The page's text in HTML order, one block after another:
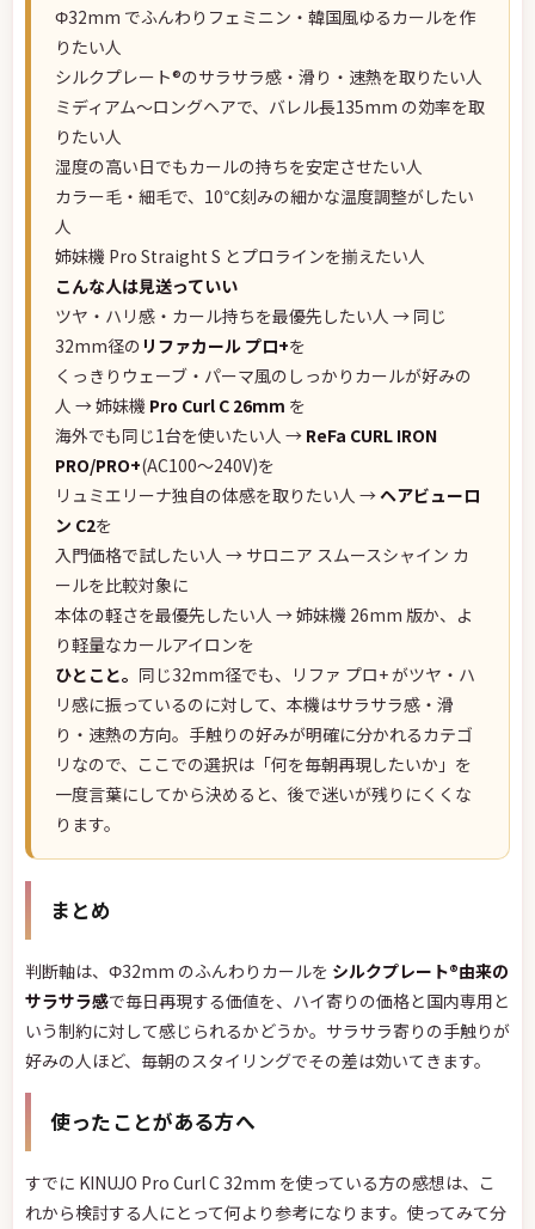
Φ32mm でふんわりフェミニン・韓国風ゆるカールを作
りたい人
シルクプレート®のサラサラ感・滑り・速熱を取りたい人
ミディアム〜ロングヘアで、バレル長135mm の効率を取
りたい人
湿度の高い日でもカールの持ちを安定させたい人
カラー毛・細毛で、10℃刻みの細かな温度調整がしたい
人
姉妹機 Pro Straight S とプロラインを揃えたい人
こんな人は見送っていい
ツヤ・ハリ感・カール持ちを最優先したい人 → 同じ
32mm径の リファカール プロ+を
くっきりウェーブ・パーマ風のしっかりカールが好みの
人 → 姉妹機 Pro Curl C 26mm を
海外でも同じ1台を使いたい人 → ReFa CURL IRON
PRO/PRO+(AC100〜240V)を
リュミエリーナ独自の体感を取りたい人 →ヘアビューロ
ン C2を
入門価格で試したい人 → サロニア スムースシャイン カ
ールを比較対象に
本体の軽さを最優先したい人 → 姉妹機 26mm 版か、よ
り軽量なカールアイロンを
ひとこと。 同じ32mm径でも、リファ プロ+ がツヤ・ハ
リ感に振っているのに対して、本機はサラサラ感・滑
り・速熱の方向。手触りの好みが明確に分かれるカテゴ
リなので、ここでの選択は「何を毎朝再現したいか」を
一度言葉にしてから決めると、後で迷いが残りにくくな
ります。
まとめ
判断軸は、Φ32mm のふんわりカールを シルクプレート®由来の
サラサラ感で毎日再現する価値を、ハイ寄りの価格と国内専用と
いう制約に対して感じられるかどうか。サラサラ寄りの手触りが
好みの人ほど、毎朝のスタイリングでその差は効いてきます。
使ったことがある方へ
すでに KINUJO Pro Curl C 32mm を使っている方の感想は、こ
れから検討する人にとって何より参考になります。使ってみて分